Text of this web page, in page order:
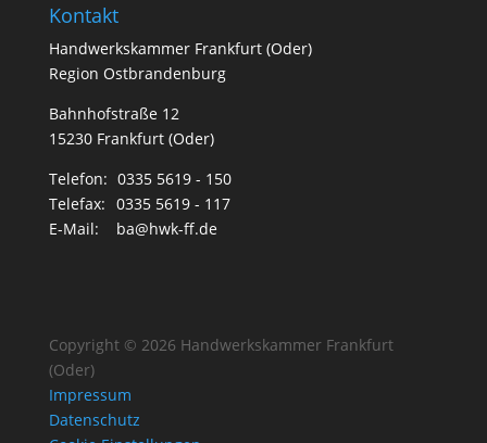
Kontakt
Handwerkskammer Frankfurt (Oder)
Region Ostbrandenburg
Bahnhofstraße 12
15230 Frankfurt (Oder)
Telefon: 0335 5619 - 150
Telefax: 0335 5619 - 117
E-Mail:
ba@hwk-ff.de
Copyright © 2026 Handwerkskammer Frankfurt
(Oder)
Impressum
Datenschutz